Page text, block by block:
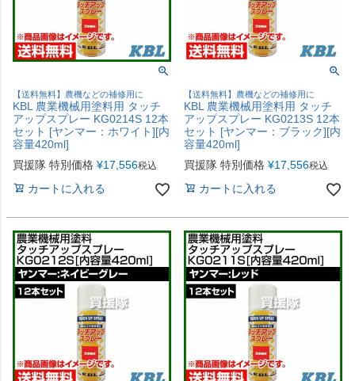
【送料無料】農機などの補修用に
KBL 農業機械用塗料用 タッチ
アップスプレー KG0214S 12本
セット [ヤンマー：ホワイト][内
容量420ml]
買援隊 特別価格 ¥17,556税込
カートに入れる
【送料無料】農機などの補修用に
KBL 農業機械用塗料用 タッチ
アップスプレー KG0213S 12本
セット [ヤンマー：ブラック][内
容量420ml]
買援隊 特別価格 ¥17,556税込
カートに入れる